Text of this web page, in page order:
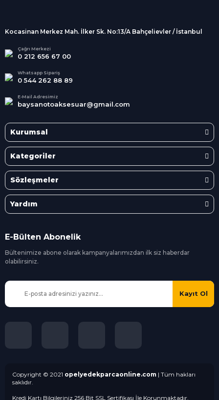
kargolanmaktadır.
Tüm Kredi Kartlarına taksit
seçenekleri
Kocasinan Merkez Mah. İlker Sk. No:13/A Bahçelievler / İstanbul
Çağrı Merkezi
0 212 656 67 00
Whatsapp Sipariş
0 544 262 88 89
E-Mail Adresimiz
baysanotoaksesuar@gmail.com
Kurumsal
Kategoriler
Sözleşmeler
Yardım
E-Bülten Abonelik
Bültenimize abone olarak kampanyalarımızdan ilk siz haberdar
olabilirsiniz.
Kayıt Ol
Copyright © 2021 opelyedekparcaonline.com | Tüm hakları
saklıdır.
Kredi Kartı Bilgileriniz 256 Bit SSL Sertifikası İle Korunmaktadır.